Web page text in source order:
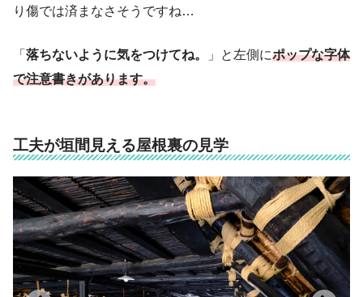
り傷では済まなさそうですね…
「 落ちないように気をつけてね。 」と左側にポップな字体
で注意書きがあります。
工夫が垣間見える屋根裏の見学